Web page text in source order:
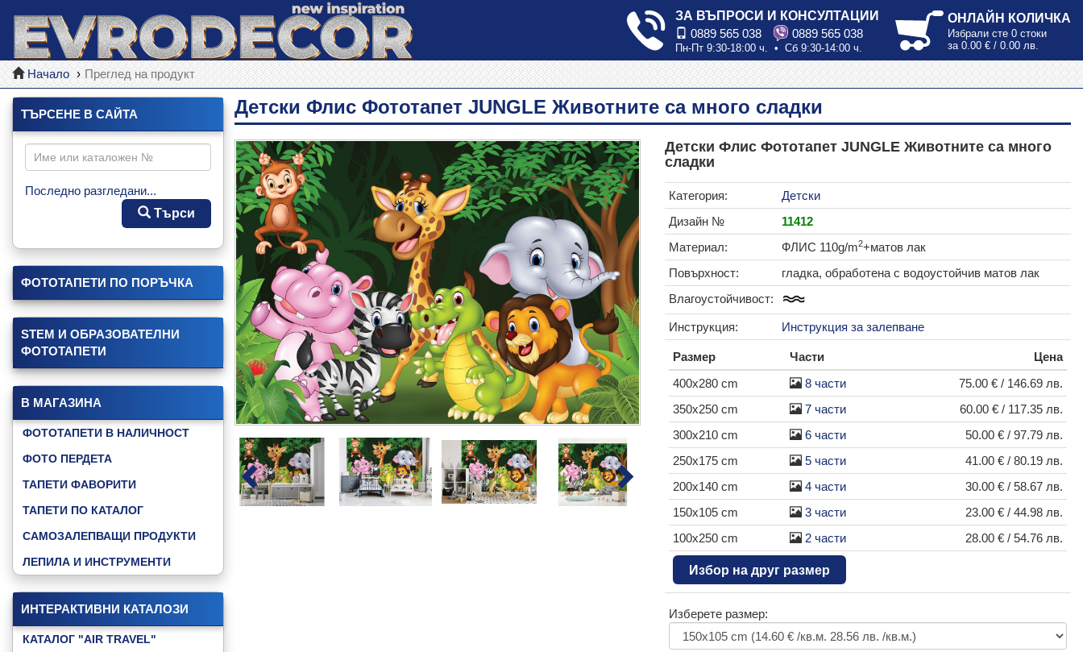
ЗА ВЪПРОСИ И КОНСУЛТАЦИИ
0889 565 038
0889 565 038
Пн-Пт 9:30-18:00 ч. • Сб 9:30-14:00 ч.
ОНЛАЙН КОЛИЧКА
Избрали сте 0 стоки
за 0.00 € / 0.00 лв.
Начало Преглед на продукт
ТЪРСЕНЕ В САЙТА
Последно разгледани...
Търси
ФОТОТАПЕТИ ПО ПОРЪЧКА
STEM И ОБРАЗОВАТЕЛНИ
ФОТОТАПЕТИ
В МАГАЗИНА
ФОТОТАПЕТИ В НАЛИЧНОСТ
ФОТО ПЕРДЕТА
ТАПЕТИ ФАВОРИТИ
ТАПЕТИ ПО КАТАЛОГ
САМОЗАЛЕПВАЩИ ПРОДУКТИ
ЛЕПИЛА И ИНСТРУМЕНТИ
ИНТЕРАКТИВНИ КАТАЛОЗИ
КАТАЛОГ "AIR TRAVEL"
Детски Флис Фототапет JUNGLE Животните са много сладки
Детски Флис Фототапет JUNGLE Животните са много
сладки
Категория:
Детски
Дизайн №
11412
Материал:
ФЛИС 110g/m2+матов лак
Повърхност:
гладка, обработена с водоустойчив матов лак
Влагоустойчивост:
Инструкция: Инструкция за залепване
Размер Части
Цена
400x280 cm
8 части
75.00 € / 146.69 лв.
350x250 cm
7 части
60.00 € / 117.35 лв.
300x210 cm
6 части
50.00 € / 97.79 лв.
250x175 cm
5 части
41.00 € / 80.19 лв.
200x140 cm
4 части
30.00 € / 58.67 лв.
150x105 cm
3 части
23.00 € / 44.98 лв.
100x250 cm
2 части 28.00 € / 54.76 лв.
Избор на друг размер
Изберете размер: